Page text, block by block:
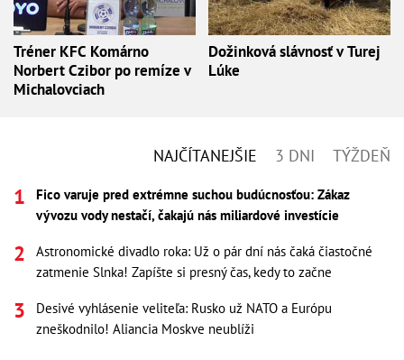
Tréner KFC Komárno
Norbert Czibor po remíze v
Michalovciach
Dožinková slávnosť v Turej
Lúke
NAJČÍTANEJŠIE 3 DNI TÝŽDEŇ
Fico varuje pred extrémne suchou budúcnosťou: Zákaz
vývozu vody nestačí, čakajú nás miliardové investície
Astronomické divadlo roka: Už o pár dní nás čaká čiastočné
zatmenie Slnka! Zapíšte si presný čas, kedy to začne
Desivé vyhlásenie veliteľa: Rusko už NATO a Európu
zneškodnilo! Aliancia Moskve neublíži